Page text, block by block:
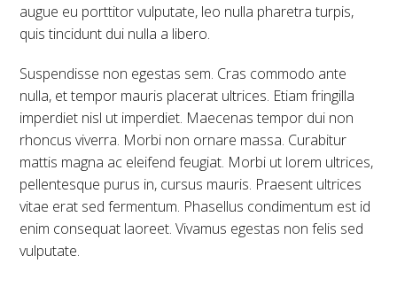
augue eu porttitor vulputate, leo nulla pharetra turpis,
quis tincidunt dui nulla a libero.
Suspendisse non egestas sem. Cras commodo ante
nulla, et tempor mauris placerat ultrices. Etiam fringilla
imperdiet nisl ut imperdiet. Maecenas tempor dui non
rhoncus viverra. Morbi non ornare massa. Curabitur
mattis magna ac eleifend feugiat. Morbi ut lorem ultrices,
pellentesque purus in, cursus mauris. Praesent ultrices
vitae erat sed fermentum. Phasellus condimentum est id
enim consequat laoreet. Vivamus egestas non felis sed
vulputate.